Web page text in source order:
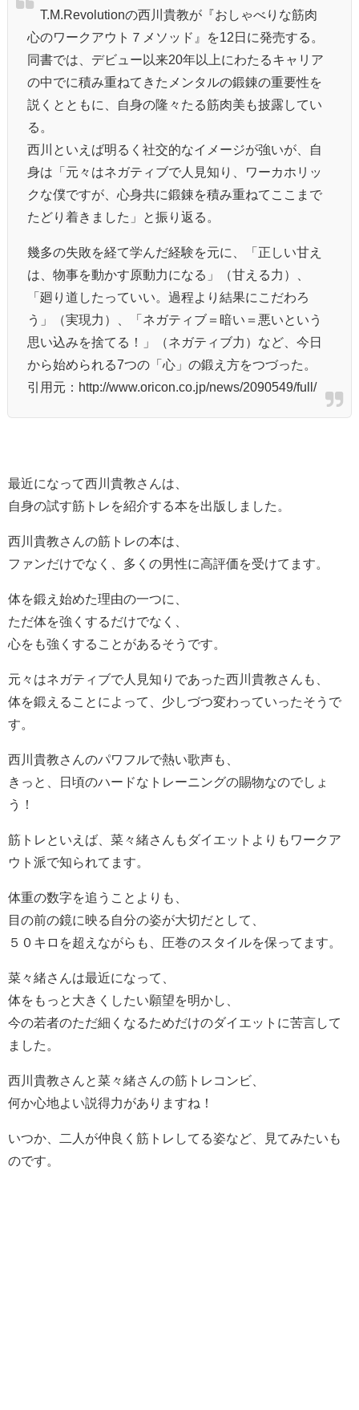
T.M.Revolutionの西川貴教が『おしゃべりな筋肉
心のワークアウト７メソッド』を12日に発売する。
同書では、デビュー以来20年以上にわたるキャリア
の中でに積み重ねてきたメンタルの鍛錬の重要性を
説くとともに、自身の隆々たる筋肉美も披露してい
る。
西川といえば明るく社交的なイメージが強いが、自
身は「元々はネガティブで人見知り、ワーカホリッ
クな僕ですが、心身共に鍛錬を積み重ねてここまで
たどり着きました」と振り返る。
幾多の失敗を経て学んだ経験を元に、「正しい甘え
は、物事を動かす原動力になる」（甘える力）、
「廻り道したっていい。過程より結果にこだわろ
う」（実現力）、「ネガティブ＝暗い＝悪いという
思い込みを捨てる！」（ネガティブ力）など、今日
から始められる7つの「心」の鍛え方をつづった。
引用元：http://www.oricon.co.jp/news/2090549/full/
最近になって西川貴教さんは、
自身の試す筋トレを紹介する本を出版しました。
西川貴教さんの筋トレの本は、
ファンだけでなく、多くの男性に高評価を受けてます。
体を鍛え始めた理由の一つに、
ただ体を強くするだけでなく、
心をも強くすることがあるそうです。
元々はネガティブで人見知りであった西川貴教さんも、
体を鍛えることによって、少しづつ変わっていったそうで
す。
西川貴教さんのパワフルで熱い歌声も、
きっと、日頃のハードなトレーニングの賜物なのでしょ
う！
筋トレといえば、菜々緒さんもダイエットよりもワークア
ウト派で知られてます。
体重の数字を追うことよりも、
目の前の鏡に映る自分の姿が大切だとして、
５０キロを超えながらも、圧巻のスタイルを保ってます。
菜々緒さんは最近になって、
体をもっと大きくしたい願望を明かし、
今の若者のただ細くなるためだけのダイエットに苦言して
ました。
西川貴教さんと菜々緒さんの筋トレコンビ、
何か心地よい説得力がありますね！
いつか、二人が仲良く筋トレしてる姿など、見てみたいも
のです。